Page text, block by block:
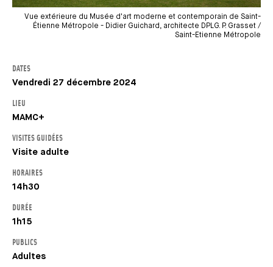
Vue extérieure du Musée d'art moderne et contemporain de Saint-
Étienne Métropole - Didier Guichard, architecte DPLG. P. Grasset /
Saint-Etienne Métropole
DATES
Vendredi 27 décembre 2024
LIEU
MAMC+
VISITES GUIDÉES
Visite adulte
HORAIRES
14h30
DURÉE
1h15
PUBLICS
Adultes